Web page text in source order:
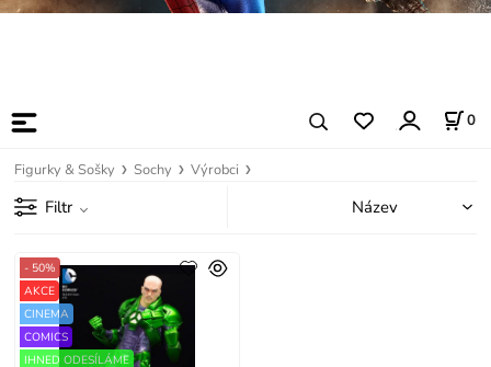
0
Figurky & Sošky Sochy Výrobci
Filtr
- 50%
AKCE
CINEMA
COMICS
IHNED ODESÍLÁME